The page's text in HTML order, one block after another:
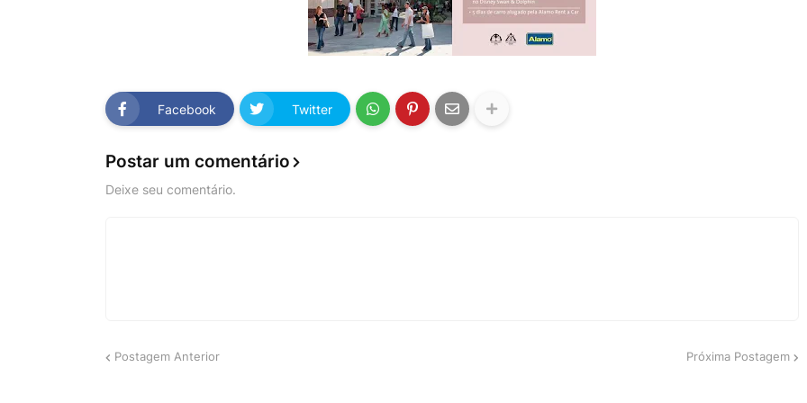
Facebook Twitter
Postar um comentário
Deixe seu comentário.
Postagem Anterior Próxima Postagem